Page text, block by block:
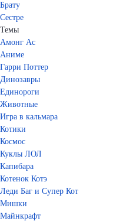
Брату
Сестре
Темы
Амонг Ас
Аниме
Гарри Поттер
Динозавры
Единороги
Животные
Игра в кальмара
Котики
Космос
Куклы ЛОЛ
Капибара
Котенок Котэ
Леди Баг и Супер Кот
Мишки
Майнкрафт